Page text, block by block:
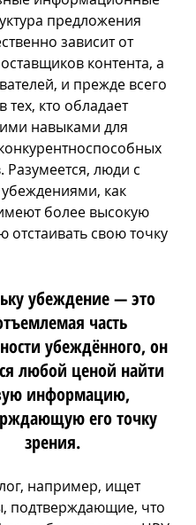
предложения
зависит от
контента, а
и прежде всего
тех, кто обладает
навыками для
Разумеется, люди с
как
более высокую
отстаивать свою точку
убеждение — это
часть
убеждённого, он
любой ценой найти
информацию,
его точку
зрения.
например, ищет
подтверждающие, что